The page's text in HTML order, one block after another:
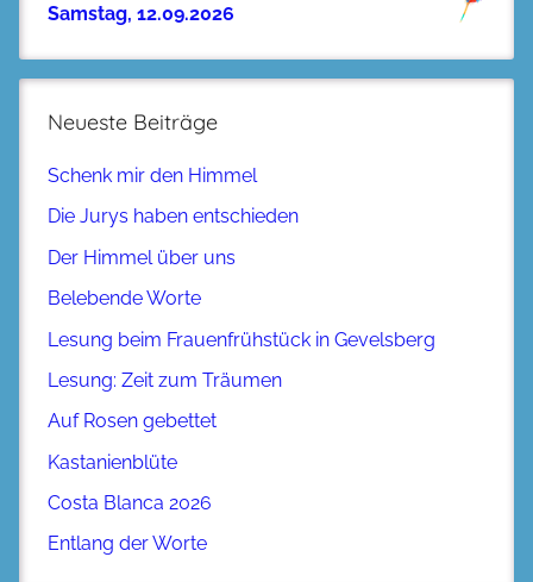
Samstag, 12.09.2026
Neueste Beiträge
Schenk mir den Himmel
Die Jurys haben entschieden
Der Himmel über uns
Belebende Worte
Lesung beim Frauenfrühstück in Gevelsberg
Lesung: Zeit zum Träumen
Auf Rosen gebettet
Kastanienblüte
Costa Blanca 2026
Entlang der Worte